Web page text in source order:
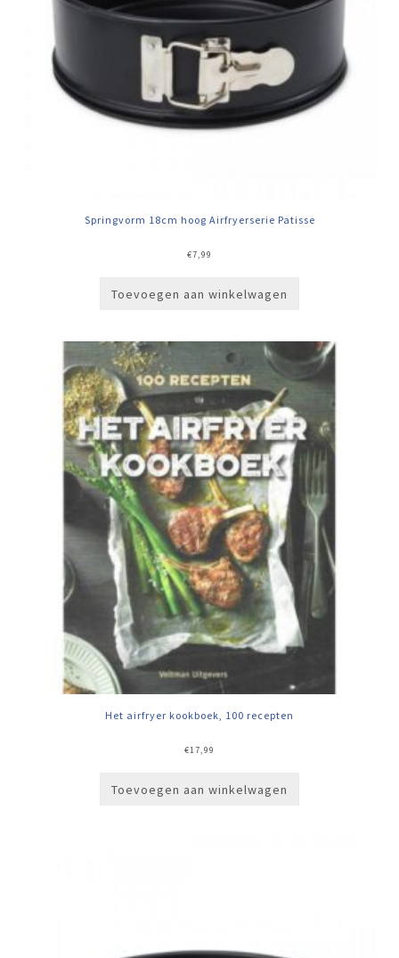
Springvorm 18cm hoog Airfryerserie Patisse
€7,99
Toevoegen aan winkelwagen
Het airfryer kookboek, 100 recepten
€17,99
Toevoegen aan winkelwagen